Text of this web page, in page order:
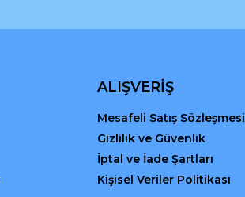
ALIŞVERİŞ
Mesafeli Satış Sözleşmesi
Gizlilik ve Güvenlik
İptal ve İade Şartları
Kişisel Veriler Politikası